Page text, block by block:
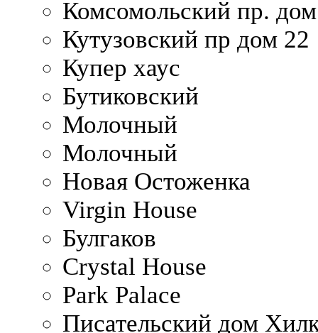
Комсомольский пр.
Кутузовский пр дом 22
Купер хаус
Бутиковский
Молочный
Молочный
Новая Остоженка
Virgin House
Булгаков
Crystal House
Park Palace
Писательский дом